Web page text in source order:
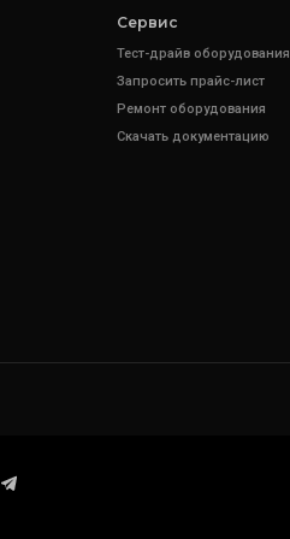
Сервис
Тест-драйв оборудования
Запросить прайс-лист
Ремонт оборудования
Скачать документацию